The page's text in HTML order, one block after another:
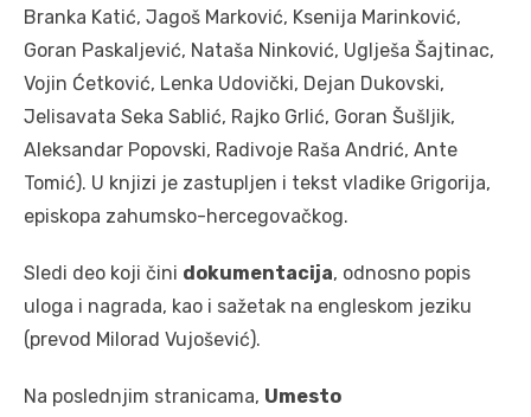
Branka Katić, Jagoš Marković, Ksenija Marinković,
Goran Paskaljević, Nataša Ninković, Uglješa Šajtinac,
Vojin Ćetković, Lenka Udovički, Dejan Dukovski,
Jelisavata Seka Sablić, Rajko Grlić, Goran Šušljik,
Aleksandar Popovski, Radivoje Raša Andrić, Ante
Tomić). U knjizi je zastupljen i tekst vladike Grigorija,
episkopa zahumsko-hercegovačkog.
Sledi deo koji čini dokumentacija, odnosno popis
uloga i nagrada, kao i sažetak na engleskom jeziku
(prevod Milorad Vujošević).
Na poslednjim stranicama, Umesto